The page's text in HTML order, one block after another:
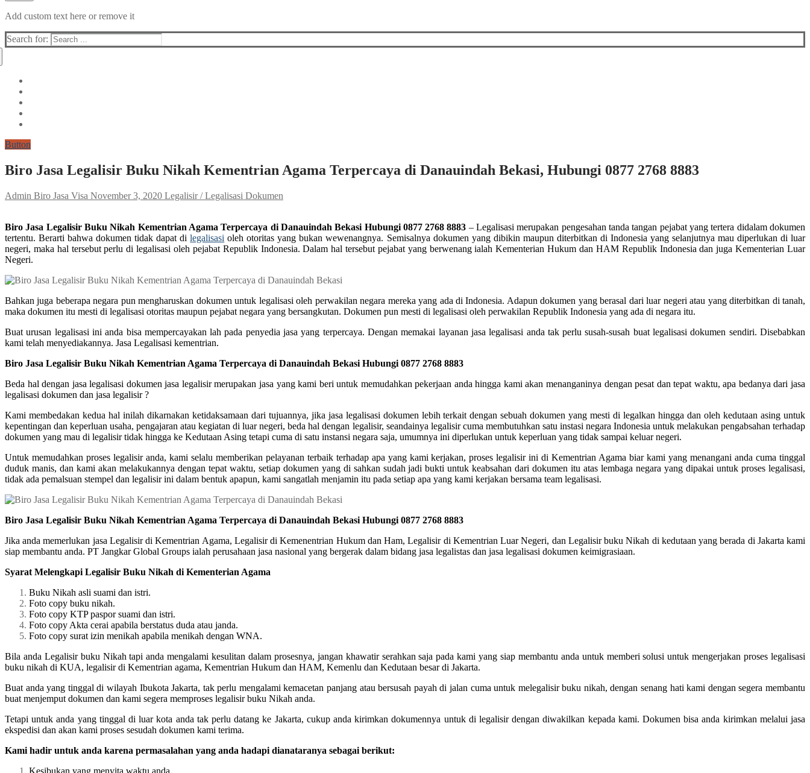
Add custom text here or remove it
Search for:
Button
Biro Jasa Legalisir Buku Nikah Kementrian Agama Terpercaya di Danauindah Bekasi, Hubungi 0877 2768 8883
Admin Biro Jasa Visa November 3, 2020 Legalisir / Legalisasi Dokumen
Biro Jasa Legalisir Buku Nikah Kementrian Agama Terpercaya di Danauindah Bekasi Hubungi 0877 2768 8883 – Legalisasi merupakan pengesahan tanda tangan pejabat yang tertera didalam dokumen
tertentu. Berarti bahwa dokumen tidak dapat dilegalisasi oleh otoritas yang bukan wewenangnya. Semisalnya dokumen yang dibikin maupun diterbitkan di Indonesia yang selanjutnya mau diperlukan di luar
negeri, maka hal tersebut perlu di legalisasi oleh pejabat Republik Indonesia. Dalam hal tersebut pejabat yang berwenang ialah Kementerian Hukum dan HAM Republik Indonesia dan juga Kementerian Luar
Negeri.
Bahkan juga beberapa negara pun mengharuskan dokumen untuk legalisasi oleh perwakilan negara mereka yang ada di Indonesia. Adapun dokumen yang berasal dari luar negeri atau yang diterbitkan di tanah,
maka dokumen itu mesti di legalisasi otoritas maupun pejabat negara yang bersangkutan. Dokumen pun mesti di legalisasi oleh perwakilan Republik Indonesia yang ada di negara itu.
Buat urusan legalisasi ini anda bisa mempercayakan lah pada penyedia jasa yang terpercaya. Dengan memakai layanan jasa legalisasi anda tak perlu susah-susah buat legalisasi dokumen sendiri. Disebabkan
kami telah menyediakannya. Jasa Legalisasi kementrian.
Biro Jasa Legalisir Buku Nikah Kementrian Agama Terpercaya di Danauindah Bekasi Hubungi 0877 2768 8883
Beda hal dengan jasa legalisasi dokumen jasa legalisir merupakan jasa yang kami beri untuk memudahkan pekerjaan anda hingga kami akan menanganinya dengan pesat dan tepat waktu, apa bedanya dari jasa
legalisasi dokumen dan jasa legalisir ?
Kami membedakan kedua hal inilah dikarnakan ketidaksamaan dari tujuannya, jika jasa legalisasi dokumen lebih terkait dengan sebuah dokumen yang mesti di legalkan hingga dan oleh kedutaan asing untuk
kepentingan dan keperluan usaha, pengajaran atau kegiatan di luar negeri, beda hal dengan legalisir, seandainya legalisir cuma membutuhkan satu instasi negara Indonesia untuk melakukan pengabsahan terhadap
dokumen yang mau di legalisir tidak hingga ke Kedutaan Asing tetapi cuma di satu instansi negara saja, umumnya ini diperlukan untuk keperluan yang tidak sampai keluar negeri.
Untuk memudahkan proses legalisir anda, kami selalu memberikan pelayanan terbaik terhadap apa yang kami kerjakan, proses legalisir ini di Kementrian Agama biar kami yang menangani anda cuma tinggal
duduk manis, dan kami akan melakukannya dengan tepat waktu, setiap dokumen yang di sahkan sudah jadi bukti untuk keabsahan dari dokumen itu atas lembaga negara yang dipakai untuk proses legalisasi,
tidak ada pemalsuan stempel dan legalisir ini dalam bentuk apapun, kami sangatlah menjamin itu pada setiap apa yang kami kerjakan bersama team legalisasi.
Biro Jasa Legalisir Buku Nikah Kementrian Agama Terpercaya di Danauindah Bekasi Hubungi 0877 2768 8883
Jika anda memerlukan jasa Legalisir di Kementrian Agama, Legalisir di Kemenentrian Hukum dan Ham, Legalisir di Kementrian Luar Negeri, dan Legalisir buku Nikah di kedutaan yang berada di Jakarta kami
siap membantu anda. PT Jangkar Global Groups ialah perusahaan jasa nasional yang bergerak dalam bidang jasa legalistas dan jasa legalisasi dokumen keimigrasiaan.
Syarat Melengkapi Legalisir Buku Nikah di Kementerian Agama
Buku Nikah asli suami dan istri.
Foto copy buku nikah.
Foto copy KTP paspor suami dan istri.
Foto copy Akta cerai apabila berstatus duda atau janda.
Foto copy surat izin menikah apabila menikah dengan WNA.
Bila anda Legalisir buku Nikah tapi anda mengalami kesulitan dalam prosesnya, jangan khawatir serahkan saja pada kami yang siap membantu anda untuk memberi solusi untuk mengerjakan proses legalisasi
buku nikah di KUA, legalisir di Kementrian agama, Kementrian Hukum dan HAM, Kemenlu dan Kedutaan besar di Jakarta.
Buat anda yang tinggal di wilayah Ibukota Jakarta, tak perlu mengalami kemacetan panjang atau bersusah payah di jalan cuma untuk melegalisir buku nikah, dengan senang hati kami dengan segera membantu
buat menjemput dokumen dan kami segera memproses legalisir buku Nikah anda.
Tetapi untuk anda yang tinggal di luar kota anda tak perlu datang ke Jakarta, cukup anda kirimkan dokumennya untuk di legalisir dengan diwakilkan kepada kami. Dokumen bisa anda kirimkan melalui jasa
ekspedisi dan akan kami proses sesudah dokumen kami terima.
Kami hadir untuk anda karena permasalahan yang anda hadapi dianataranya sebagai berikut:
Kesibukan yang menyita waktu anda.